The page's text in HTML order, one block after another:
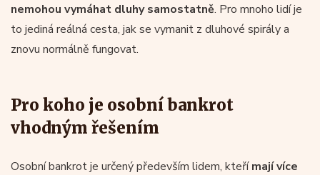
nemohou vymáhat dluhy samostatně. Pro mnoho lidí je
to jediná reálná cesta, jak se vymanit z dluhové spirály a
znovu normálně fungovat.
Pro koho je osobní bankrot
vhodným řešením
Osobní bankrot je určený především lidem, kteřímají více